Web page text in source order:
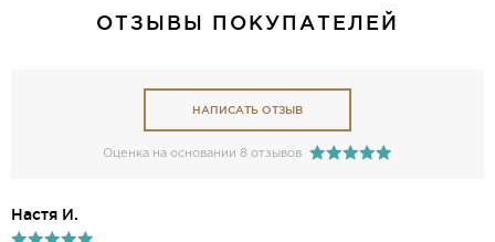
ОТЗЫВЫ ПОКУПАТЕЛЕЙ
НАПИСАТЬ ОТЗЫВ
Оценка на основании 8 отзывов
Настя И.